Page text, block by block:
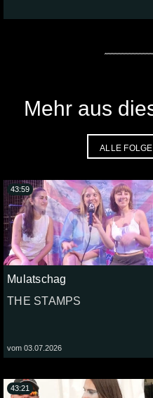
Mehr aus
Mulatschag
THE STAMPS
vom 03.07.2026
43:59
43:21